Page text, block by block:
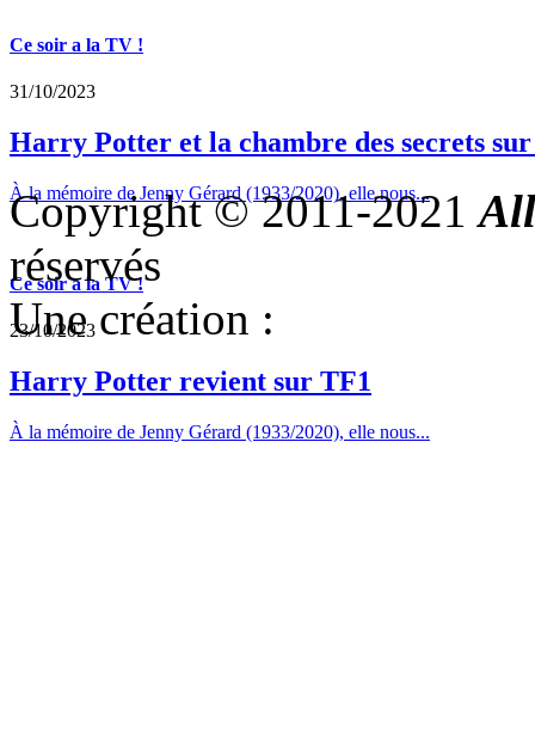
Ce soir a la TV !
31/10/2023
Harry Potter et la chambre des secrets
À la mémoire de Jenny Gérard (1933/2020), elle nous...
Ce soir a la TV !
23/10/2023
Harry Potter revient sur TF1
À la mémoire de Jenny Gérard (1933/2020), elle nous...
Copyright © 2011-2021
réservés
Une création :